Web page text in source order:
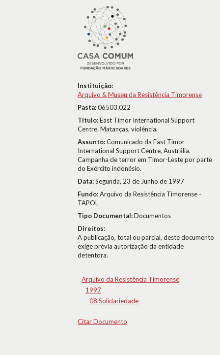
Instituição:
Arquivo & Museu da Resistência Timorense
Pasta:06503.022
Título:East Timor International Support
Centre. Matanças, violência.
Assunto:Comunicado da East Timor
International Support Centre, Austrália.
Campanha de terror em Timor-Leste por parte
do Exército indonésio.
Data:Segunda, 23 de Junho de 1997
Fundo:Arquivo da Resistência Timorense -
TAPOL
Tipo Documental:Documentos
Direitos:
A publicação, total ou parcial, deste documento
exige prévia autorização da entidade
detentora.
Arquivo da Resistência Timorense
1997
08.Solidariedade
Citar Documento